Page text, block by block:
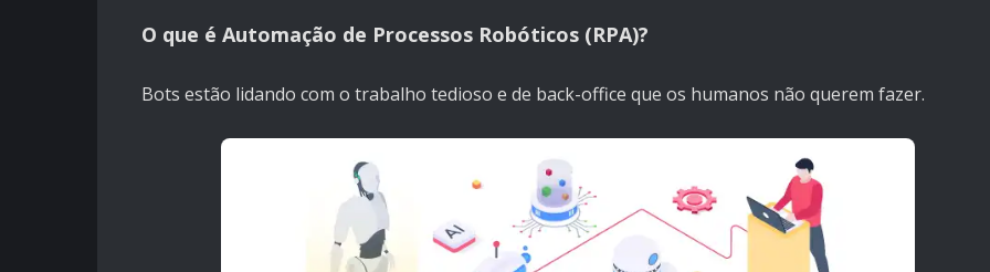
O que é Automação de Processos Robóticos (RPA)?
Bots estão lidando com o trabalho tedioso e de back-office que os humanos não querem fazer.